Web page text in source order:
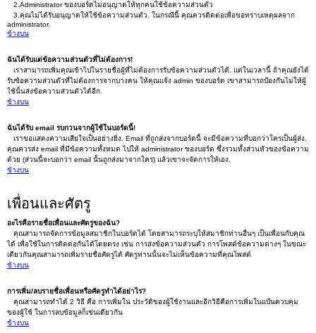
2.Administrator ของบอร์ดไม่อนุญาตให้ทุกคนใช้ข้อความส่วนตัว
3.คุณไม่ได้รับอนุญาตให้ใช้ข้อความส่วนตัว. ในกรณีนี้ คุณควรติดต่อเพื่อขอทราบเหตุผลจาก
administrator.
ข้างบน
ฉันได้รับแต่ข้อความส่วนตัวที่ไม่ต้องการ!
เราสามารถเพิ่มคุณเข้าไปในรายชื่อผู้ที่ไม่ต้องการรับข้อความส่วนตัวได้. แต่ในเวลานี้ ถ้าคุณยังได้
รับข้อความส่วนตัวที่ไม่ต้องการจากบางคน ให้คุณแจ้ง admin ของบอร์ด เขาสามารถป้องกันไม่ให้ผู้
ใช้นั้นส่งข้อความส่วนตัวได้อีก.
ข้างบน
ฉันได้รับ email รบกวนจากผู้ใช้ในบอร์ดนี้!
เราขอแสดงความเสียใจเป็นอย่างยิ่ง. Email ที่ถูกส่งจากบอร์ดนี้ จะมีข้อความที่บอกว่าใครเป็นผู้ส่ง.
คุณควรส่ง email ที่มีข้อความทั้งหมด ไปให้ administrator ของบอร์ด ซึ่งรวมทั้งส่วนหัวของข้อความ
ด้วย (ส่วนนี้จะบอกว่า email นั้นถูกส่งมาจากใคร) แล้วเขาจะจัดการให้เอง.
ข้างบน
เพื่อนและศัตรู
อะไรคือรายชื่อเพื่อนและศัตรูของฉัน?
คุณสามารถจัดการข้อมูลสมาชิกในบอร์ดได้ โดยสามารถระบุให้สมาชิกท่านอื่นๆ เป็นเพื่อนกับคุณ
ได้ เพื่อใช้ในการติดต่อกันได้โดยตรง เช่น การส่งข้อความส่วนตัว การโพสต์ข้อความต่างๆ ในขณะ
เดียวกันคุณสามารถเพิ่มรายชื่อศัตรูได้ ศัตรูท่านนั้นจะไม่เห็นข้อความที่คุณโพสต์
ข้างบน
การเพิ่ม/ลบรายชื่อเพื่อนหรือศัตรูทำได้อย่าไร?
คุณสามารถทำได้ 2 วิธี คือ การเพิ่มใน ประวัติของผู้ใช้งานและอีกวิธีคือการเพิ่มในแป้นควบคุม
ของผู้ใช้ ในการลบข้อมูลก็เช่นเดียวกัน
ข้างบน